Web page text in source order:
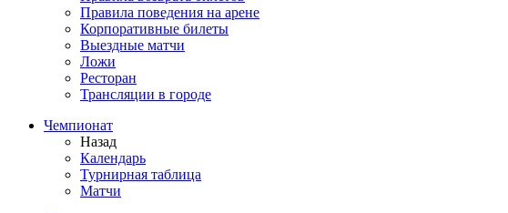
Правила поведения на арене
Корпоративные билеты
Выездные матчи
Ложи
Ресторан
Трансляции в городе
Чемпионат
Назад
Календарь
Турнирная таблица
Матчи